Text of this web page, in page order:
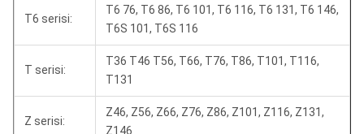
T6 serisi:
T6 76, T6 86, T6 101, T6 116, T6 131, T6 146,
T6S 101, T6S 116
T serisi:
T36 T46 T56, T66, T76, T86, T101, T116,
T131
Z serisi:
Z46, Z56, Z66, Z76, Z86, Z101, Z116, Z131,
Z146